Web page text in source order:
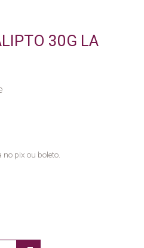
30G LA
no pix ou boleto.